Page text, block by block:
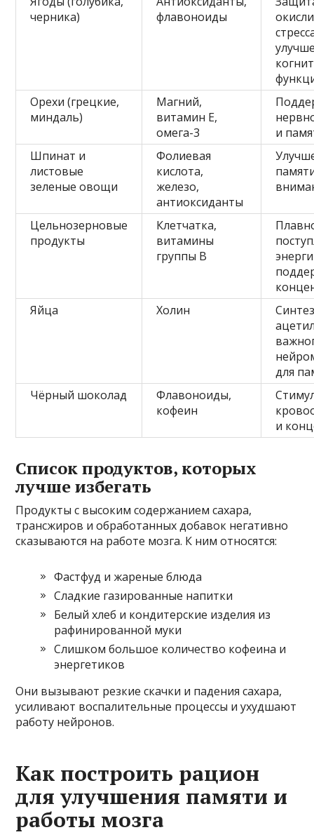
черника)
флавоноиды
Орехи (грецкие,
миндаль)
Магний,
витамин Е,
омега-3
и
Шпинат и
листовые
зеленые овощи
Фолиевая
кислота,
железо,
антиоксиданты
Цельнозерновые
продукты
Клетчатка,
витамины
группы B
Яйца
Холин
для
Чёрный шоколад
Флавоноиды,
кофеин
и
Список продуктов, которых
лучше избегать
Продукты с высоким содержанием сахара,
трансжиров и обработанных добавок негативно
сказываются на работе мозга. К ним относятся:
Фастфуд и жареные блюда
Сладкие газированные напитки
Белый хлеб и кондитерские изделия из
рафинированной муки
Слишком большое количество кофеина и
энергетиков
Они вызывают резкие скачки и падения сахара,
усиливают воспалительные процессы и ухудшают
работу нейронов.
Как построить рацион
для улучшения памяти и
работы мозга